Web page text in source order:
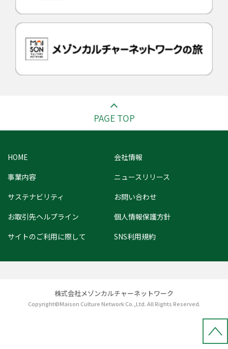
PAGE TOP
HOME
会社情報
事業内容
ニュースリリース
サステナビリティ
お問い合わせ
お取引先ヘルプライン
個人情報保護方針
サイトのご利用に際して
SNS利用規約
株式会社メゾンカルチャーネットワーク
Copyright©Maison Culture Network Co.,Ltd. All Rights Reserved.